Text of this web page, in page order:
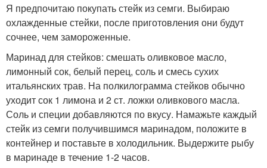
Я предпочитаю покупать стейк из семги. Выбираю
охлажденные стейки, после приготовления они будут
сочнее, чем замороженные.
Маринад для стейков: смешать оливковое масло,
лимонный сок, белый перец, соль и смесь сухих
итальянских трав. На полкилограмма стейков обычно
уходит сок 1 лимона и 2 ст. ложки оливкового масла.
Соль и специи добавляются по вкусу. Намажьте каждый
стейк из семги получившимся маринадом, положите в
контейнер и поставьте в холодильник. Выдержите рыбу
в маринаде в течение 1-2 часов.